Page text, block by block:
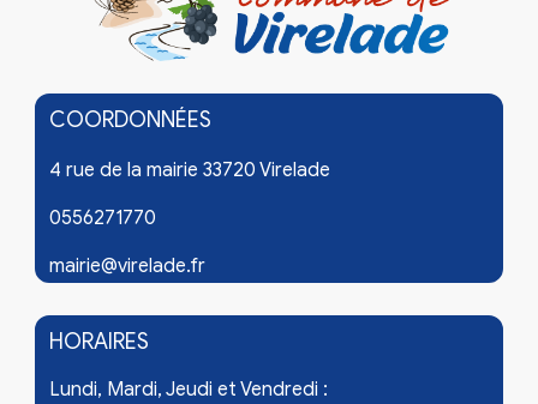
COORDONNÉES
4 rue de la mairie 33720 Virelade
0556271770
mairie@virelade.fr
HORAIRES
Lundi, Mardi, Jeudi et Vendredi :